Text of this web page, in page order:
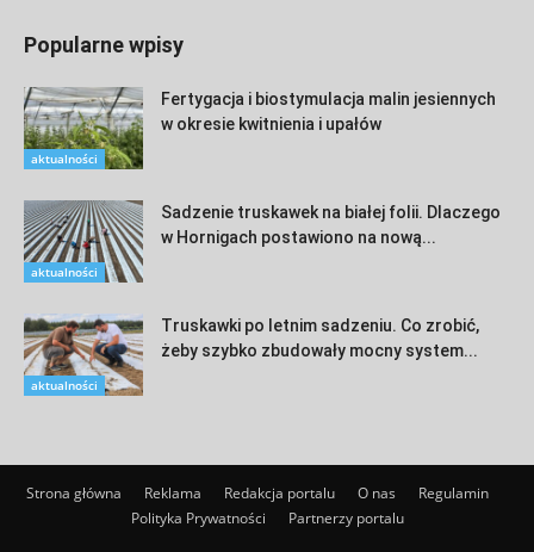
Popularne wpisy
aktualności
Fertygacja i biostymulacja malin jesiennych
w okresie kwitnienia i upałów
aktualności
Sadzenie truskawek na białej folii. Dlaczego
w Hornigach postawiono na nową...
aktualności
Truskawki po letnim sadzeniu. Co zrobić,
żeby szybko zbudowały mocny system...
Strona główna Reklama Redakcja portalu O nas
Regulamin
Polityka Prywatności
Partnerzy portalu